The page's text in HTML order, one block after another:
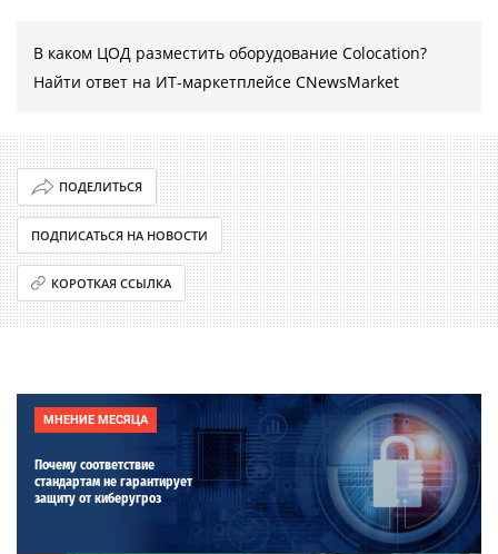
В каком ЦОД разместить оборудование Colocation?
Найти ответ на ИТ-маркетплейсе CNewsMarket
ПОДЕЛИТЬСЯ
ПОДПИСАТЬСЯ НА НОВОСТИ
КОРОТКАЯ ССЫЛКА
МНЕНИЕ МЕСЯЦА
Почему соответствие
стандартам не гарантирует
защиту от киберугроз